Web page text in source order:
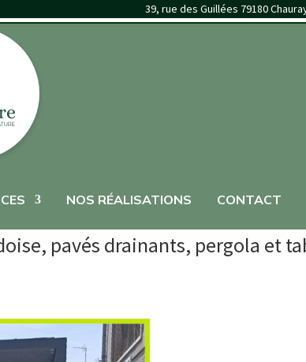
39, rue des Guillées 79180
NOS RÉALISATIONS CONTACT
pavés drainants, pergola et